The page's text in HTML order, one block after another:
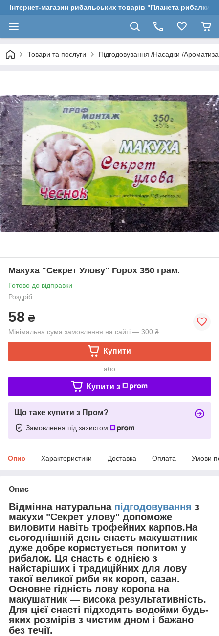
Інтернет-магазин рибальських товарів "Планета рибалки"
Товари та послуги Підгодовування /Насадки /
Макуха "Секрет Улову" Горох 350 грам.
Готово до відправки
Роздріб
58 ₴
Мінімальна сума замовлення на сайті — 300 ₴
Купити
або
Купити з
Що таке купити з Пром?
Замовлення під захистом
Опис Характеристики Доставка Оплата Умови
Опис
Відмінна натуральна підгодовування з
макухи "Секрет улову" допоможе
виловити навіть трофейних карпов.На
сьогоднішній день снасть макушатник
дуже добре користується попитом у
рибалок. Ця снасть є однією з
найстаріших і традиційних для лову
такої великої риби як короп, сазан.
Основне гідність лову коропа на
макушатник — висока результативність.
Для цієї снасті підходять водойми будь-
яких розмірів з чистим дном і бажано
без течії.